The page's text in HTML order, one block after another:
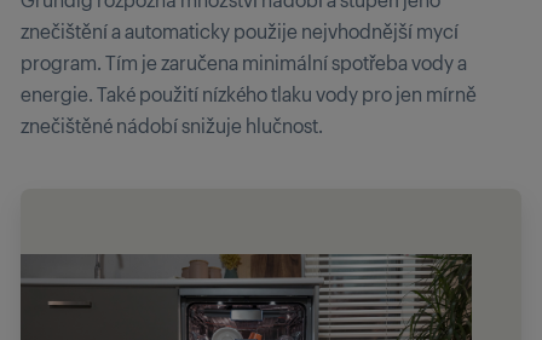
znečištění a automaticky použije nejvhodnější mycí
program. Tím je zaručena minimální spotřeba vody a
energie. Také použití nízkého tlaku vody pro jen mírně
znečištěné nádobí snižuje hlučnost.